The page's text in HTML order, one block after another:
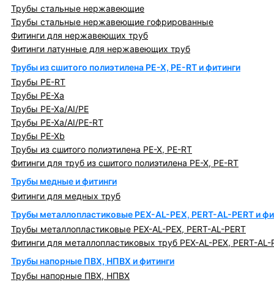
Трубы стальные нержавеющие
Трубы стальные нержавеющие гофрированные
Фитинги для нержавеющих труб
Фитинги латунные для нержавеющих труб
Трубы из сшитого полиэтилена PE-X, PE-RT и фитинги
Трубы PE-RT
Трубы PE-Xa
Трубы PE-Xa/AI/PE
Трубы PE-Xa/AI/PE-RT
Трубы PE-Xb
Трубы из сшитого полиэтилена PE-X, PE-RT
Фитинги для труб из сшитого полиэтилена PE-X, PE-RT
Трубы медные и фитинги
Фитинги для медных труб
Трубы металлопластиковые PEX-AL-PEX, PERT-AL-PERT и
Трубы металлопластиковые PEX-AL-PEX, PERT-AL-PERT
Фитинги для металлопластиковых труб PEX-AL-PEX, PERT-AL-
Трубы напорные ПВХ, НПВХ и фитинги
Трубы напорные ПВХ, НПВХ